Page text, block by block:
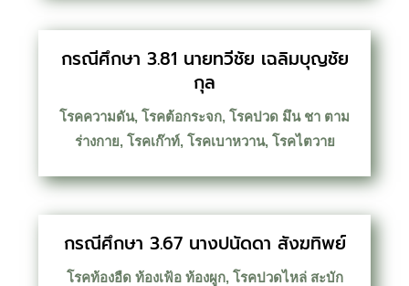
กรณีศึกษา 3.81 นายทวีชัย เฉลิมบุญชัย
กุล
โรคความดัน, โรคต้อกระจก, โรคปวด มึน ชา ตาม
ร่างกาย, โรคเก๊าท์, โรคเบาหวาน, โรคไตวาย
กรณีศึกษา 3.67 นางปนัดดา สังฆทิพย์
โรคท้องอืด ท้องเฟ้อ ท้องผูก, โรคปวดไหล่ สะบัก